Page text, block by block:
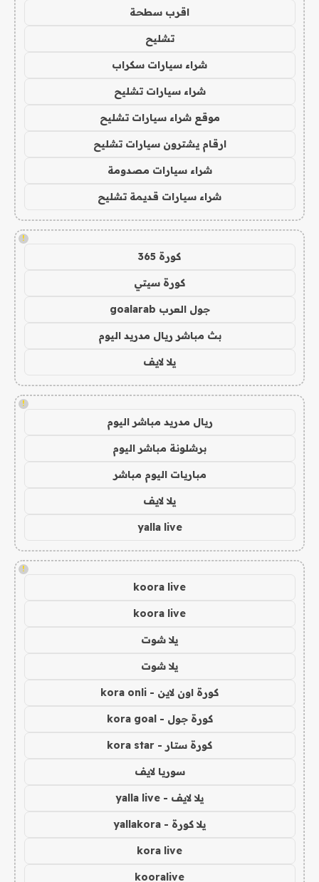
اقرب سطحة
تشليح
شراء سيارات سكراب
شراء سيارات تشليح
موقع شراء سيارات تشليح
ارقام يشترون سيارات تشليح
شراء سيارات مصدومة
شراء سيارات قديمة تشليح
!
كورة 365
كورة سيتي
جول العرب goalarab
بث مباشر ريال مدريد اليوم
يلا لايف
!
ريال مدريد مباشر اليوم
برشلونة مباشر اليوم
مباريات اليوم مباشر
يلا لايف
yalla live
!
koora live
koora live
يلا شوت
يلا شوت
كورة اون لاين - kora onli
كورة جول - kora goal
كورة ستار - kora star
سوريا لايف
يلا لايف - yalla live
يلا كورة - yallakora
kora live
kooralive